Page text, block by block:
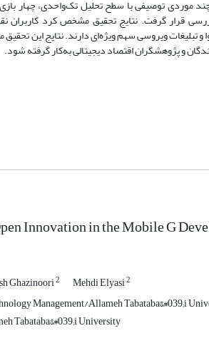
موردی توصیفی با سطح تحلیل تک‌واحدی، چهار
بررسی قرار گرفت. نتایج تحقیق مشخص کرد کاربران
ویروسی سهم ویژه‌ای دارند. نتایج این
و پژوهشگران اقتصاد دیجیتالی به‌کار گرفته شود.
Innovation in the Mobile G
Ghazinoori2 Mehdi Elyasi2
Management/Allameh Tabataba&#039;i
Tabataba&#039;i University